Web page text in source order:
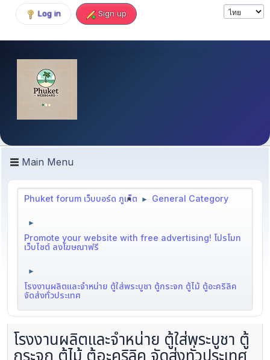
Log in Sign up
Main Menu
Phuket forum เว็บบอร์ด ภูเก็ต ► General Category
►
Promote your website with free advertising! โปรโมท
เว็บไซต์ ลงโฆษณาฟรี
►
โรงงานผลิตและจำหน่าย ตู้ใส่พระบูชา ตู้กระจก ตู้ไม้ ตู้อะคริลิค
จัดส่งทั่วประเทศ
โรงงานผลิตและจำหน่าย ตู้ใส่พระบูชา ตู้
กระจก ตู้ไม้ ตู้อะคริลิค จัดส่งทั่วประเทศ